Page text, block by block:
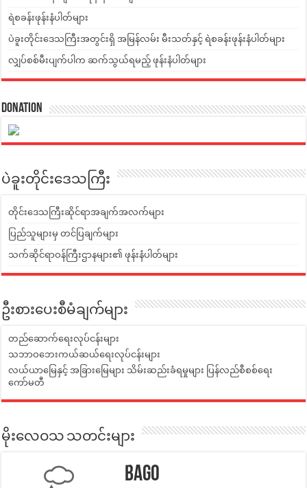
ရဲစခန်းဖုန်းနံပါတ်များ
ပဲခူးတိုင်းဒေသကြီးအတွင်းရှိ အမြန်လမ်း မီးသတ်နှင့် ရဲစခန်းဖုန်းနံပါတ်များ
လျှပ်စစ်မီးပျက်ပါက ဆက်သွယ်ရမည့် ဖုန်းနံပါတ်များ
Donation
ပဲခူးတိုင်းဒေသကြီး
တိုင်းဒေသကြီးဆိုင်ရာအချက်အလက်များ
ပြည်သူများမှ တင်ပြချက်များ
သက်ဆိုင်ရာဝန်ကြီးဌာနများ၏ ဖုန်းနံပါတ်များ
ဦးစားပေးစီမံချက်များ
တည်ဆောက်ရေးလုပ်ငန်းများ
သဘာဝဘေးကယ်ဆယ်ရေးလုပ်ငန်းများ
လယ်ယာမြေနှင့် အခြားမြေများ သိမ်းဆည်းခံရမှုများ ပြန်လည်စီစစ်ရေး
ကော်မတီ
မိုးလေဝသ သတင်းများ
Bago